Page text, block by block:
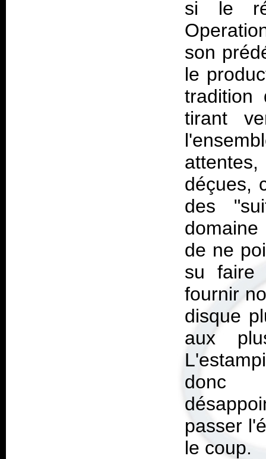
si le
son
le
tradition
tirant
déçues,
des
de ne
su faire
fournir
disque
aux
donc
passer
le coup.